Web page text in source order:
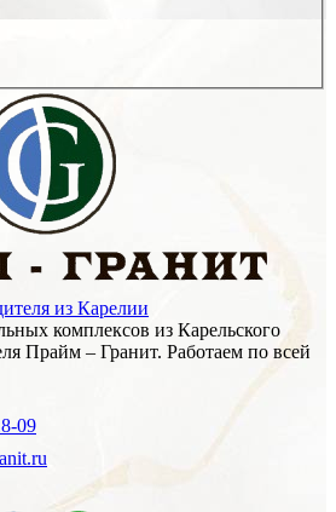
из Карелии
комплексов из Карельского
Прайм – Гранит. Работаем по всей
09